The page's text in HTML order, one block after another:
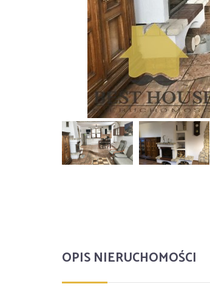
OPIS NIERUCHOMOŚCI